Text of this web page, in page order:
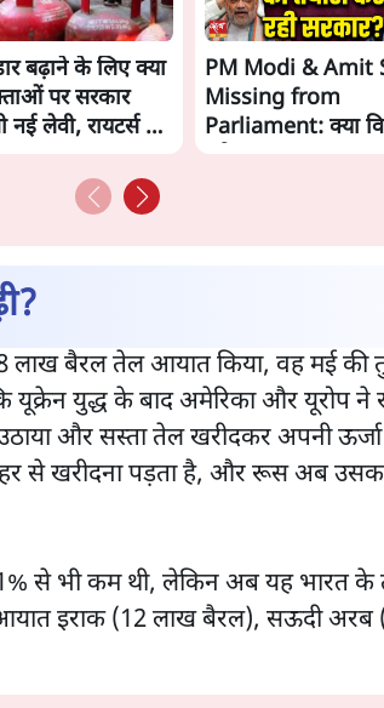
बढ़ाने के लिए क्या
पर सरकार
नई लेवी, रायटर्स की
PM Modi & Amit
Missing from
Parliament: क्या
लाख बैरल तेल आयात किया, वह मई की
यूक्रेन युद्ध के बाद अमेरिका और यूरोप ने
और सस्ता तेल खरीदकर अपनी ऊर्जा
से खरीदना पड़ता है, और रूस अब
1% से भी कम थी, लेकिन अब यह भारत
इराक (12 लाख बैरल), सऊदी